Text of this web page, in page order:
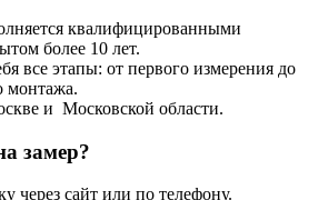
квалифицированными
более 10 лет.
все этапы: от первого измерения до
монтажа.
и Московской области.
замер?
через сайт или по телефону.